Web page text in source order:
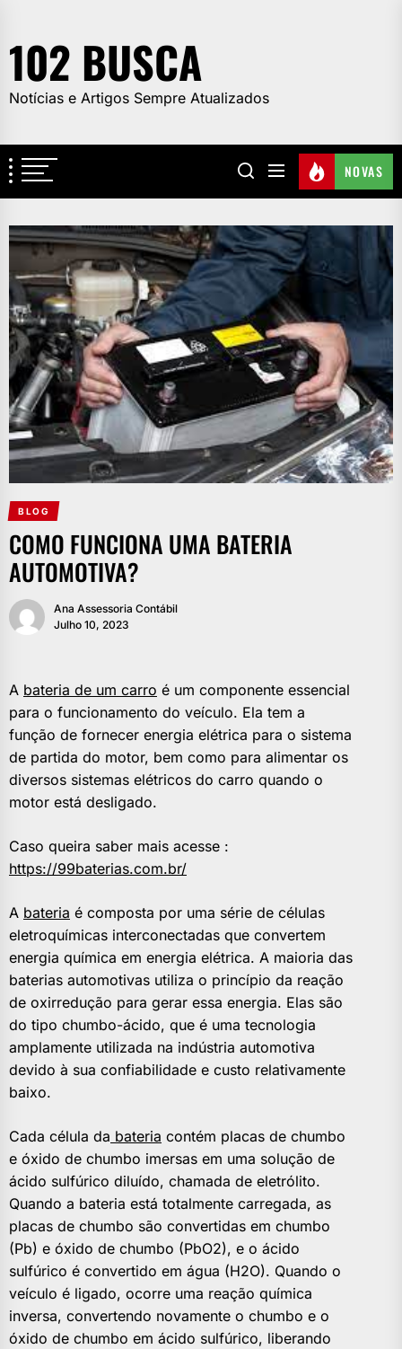
the
content
102 BUSCA
Notícias e Artigos Sempre Atualizados
NOVAS
BLOG
COMO FUNCIONA UMA BATERIA
AUTOMOTIVA?
Ana Assessoria Contábil
Julho 10, 2023
A bateria de um carro é um componente essencial
para o funcionamento do veículo. Ela tem a
função de fornecer energia elétrica para o sistema
de partida do motor, bem como para alimentar os
diversos sistemas elétricos do carro quando o
motor está desligado.
Caso queira saber mais acesse :
https://99baterias.com.br/
A bateria é composta por uma série de células
eletroquímicas interconectadas que convertem
energia química em energia elétrica. A maioria das
baterias automotivas utiliza o princípio da reação
de oxirredução para gerar essa energia. Elas são
do tipo chumbo-ácido, que é uma tecnologia
amplamente utilizada na indústria automotiva
devido à sua confiabilidade e custo relativamente
baixo.
Cada célula da bateria contém placas de chumbo
e óxido de chumbo imersas em uma solução de
ácido sulfúrico diluído, chamada de eletrólito.
Quando a bateria está totalmente carregada, as
placas de chumbo são convertidas em chumbo
(Pb) e óxido de chumbo (PbO2), e o ácido
sulfúrico é convertido em água (H2O). Quando o
veículo é ligado, ocorre uma reação química
inversa, convertendo novamente o chumbo e o
óxido de chumbo em ácido sulfúrico, liberando